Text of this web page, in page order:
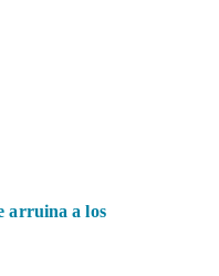
arruina a los